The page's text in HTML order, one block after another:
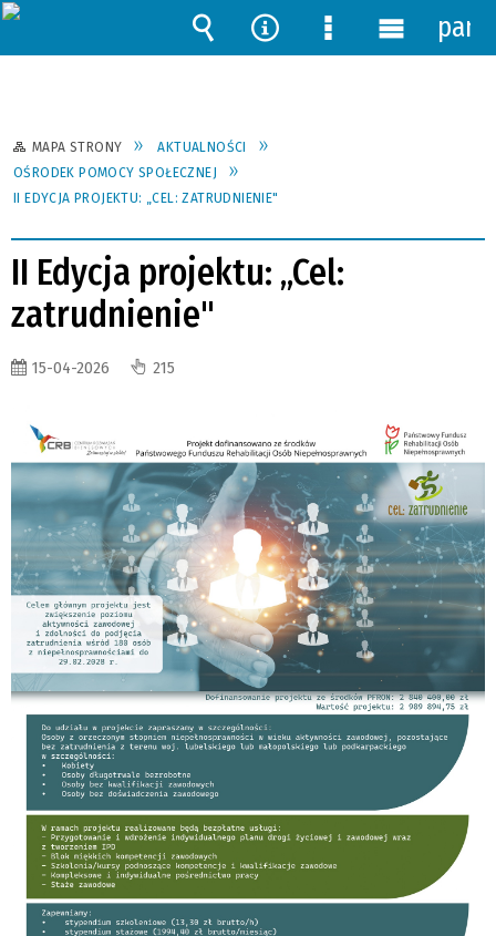
MAPA STRONY
AKTUALNOŚCI
OŚRODEK POMOCY SPOŁECZNEJ
II EDYCJA PROJEKTU: „CEL: ZATRUDNIENIE"
II Edycja projektu: „Cel:
zatrudnienie"
15-04-2026 215
Wyszukiwarka
Narzędzia
MenuMenu